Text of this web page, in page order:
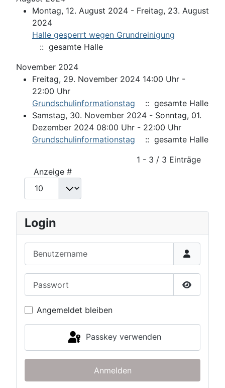
Montag, 12. August 2024 - Freitag, 23. August
2024
Halle gesperrt wegen Grundreinigung
:: gesamte Halle
November 2024
Freitag, 29. November 2024 14:00 Uhr -
22:00 Uhr
Grundschulinformationstag
:: gesamte Halle
Samstag, 30. November 2024 - Sonntag, 01.
Dezember 2024 08:00 Uhr - 22:00 Uhr
Grundschulinformationstag
:: gesamte Halle
1 - 3 / 3 Einträge
Anzeige #
Login
Passwort
Angemeldet bleiben
Passkey verwenden
Anmelden